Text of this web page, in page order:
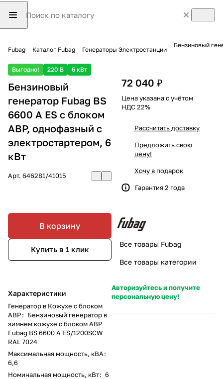
Fubag Каталог Fubag Генераторы Электростанции
Бензиновый
Выгодно! 220 В 6 кВт
Бензиновый
генератор Fubag BS
6600 A ES с блоком
АВР, однофазный с
электростартером, 6
кВт
Арт. 646281/41015
В корзину
Купить в 1 клик
Характеристики
Генератор в Кожухе с блоком
АВР: Бензиновый генератор в
зимнем кожухе с блоком АВР
Fubag BS 6600 A ES/1200SCW
RAL 7024
Максимальная мощность, кВА:
6,6
Номинальная мощность, кВт: 6
72 040 ₽
Цена указана с учётом
НДС 22%
Рассчитать доставку
Предложить свою
цену!
Хочу в подарок
Гарантия 2 года
Все товары Fubag
Все товары категории
Авторизуйтесь и получите
персональную цену!